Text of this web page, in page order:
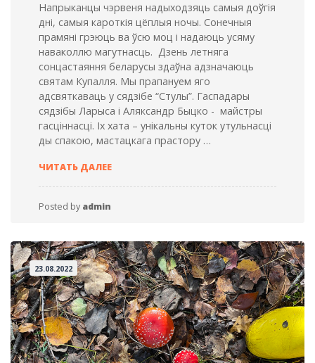
Напрыканцы чэрвеня надыходзяць самыя доўгія
дні, самыя кароткія цёплыя ночы. Сонечныя
прамяні грэюць ва ўсю моц і надаюць усяму
наваколлю магутнасць. Дзень летняга
сонцастаяння беларусы здаўна адзначаюць
святам Купалля. Мы прапануем яго
адсвяткаваць у сядзібе “Стулы”. Гаспадары
сядзібы Ларыса і Аляксандр Быцко - майстры
гасціннасці. Іх хата – унікальны куток утульнасці
ды спакою, мастацкага прастору …
ЧИТАТЬ ДАЛЕЕСВЯТА
Ў
Posted by admin
23.08.2022